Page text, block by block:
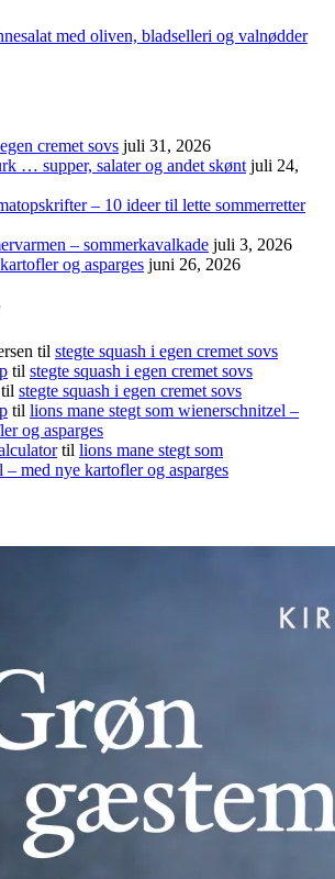
med oliven, bladselleri og valnødder
cremet sovs juli 31, 2026
… supper, salater og andet skønt juli 24,
– 10 ideer til lette sommerretter
– sommerkavalkade juli 3, 2026
og asparges juni 26, 2026
til stegte squash i egen cremet sovs
til stegte squash i egen cremet sovs
til stegte squash i egen cremet sovs
til lions mane stegt som wienerschnitzel –
og asparges
til lions mane stegt som
– med nye kartofler og asparges